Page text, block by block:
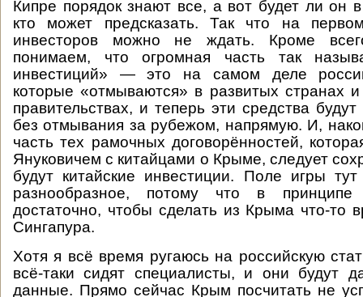
Кипре порядок знают все, а вот будет ли он
кто может предсказать. Так что на
инвесторов можно не ждать. Кроме
понимаем, что огромная часть так
инвестиций» — это на самом деле
которые «отмываются» в развитых странах
правительствах, и теперь эти средства
без отмывания за рубежом, напрямую. И,
часть тех рамочных договорённостей,
Януковичем с китайцами о Крыме, следует
будут китайские инвестиции. Поле игры
разнообразное, потому что в принципе
достаточно, чтобы сделать из Крыма что-то
Сингапура.
Хотя я всё время ругаюсь на российскую
всё-таки сидят специалисты, и они будут
данные. Прямо сейчас Крым посчитать не